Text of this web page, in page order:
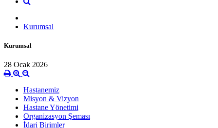
Kurumsal
Kurumsal
28 Ocak 2026
Hastanemiz
Misyon & Vizyon
Hastane Yönetimi
Organizasyon Şeması
İdari Birimler